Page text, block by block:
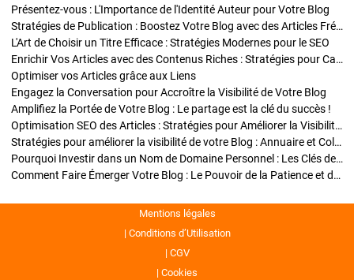
Présentez-vous : L'Importance de l'Identité Auteur pour Votre Blog
Stratégies de Publication : Boostez Votre Blog avec des Articles Fréquents et Exclusifs
L'Art de Choisir un Titre Efficace : Stratégies Modernes pour le SEO
Enrichir Vos Articles avec des Contenus Riches : Stratégies pour Captiver et Optimiser
Optimiser vos Articles grâce aux Liens
Engagez la Conversation pour Accroître la Visibilité de Votre Blog
Amplifiez la Portée de Votre Blog : Le partage est la clé du succès !
Optimisation SEO des Articles : Stratégies pour Améliorer la Visibilité de Votre Blog
Stratégies pour améliorer la visibilité de votre Blog : Annuaire et Collaborations
Pourquoi Investir dans un Nom de Domaine Personnel : Les Clés de la Réussite de Votre Blog
Comment Faire Émerger Votre Blog : Le Pouvoir de la Patience et de la Persévérance
Mentions légales
Conditions d’Utilisation
CGV
Cookies